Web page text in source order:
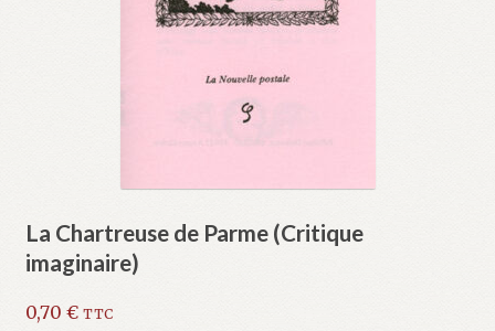
La Chartreuse de Parme (Critique
imaginaire)
0,70 € TTC